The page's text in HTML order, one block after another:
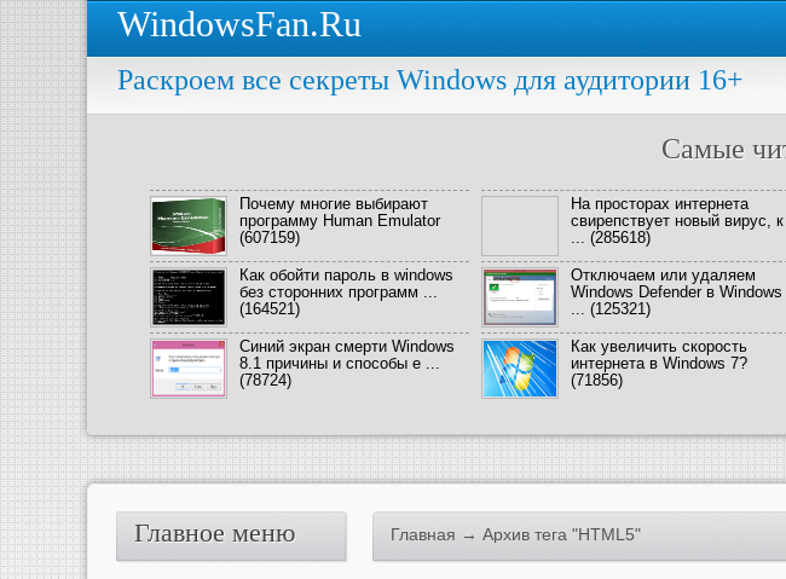
WindowsFan.Ru
Раскроем все секреты Windows для аудитории 16+
Самые
Почему многие выбирают
программу Human Emulator
(607159)
На просторах интернета
свирепствует новый вирус, к
... (285618)
Как обойти пароль в windows
без сторонних программ ...
(164521)
Отключаем или удаляем
Windows Defender в Windows
... (125321)
Синий экран смерти Windows
8.1 причины и способы е ...
(78724)
Как увеличить скорость
интернета в Windows 7?
(71856)
Главная → Архив тега "HTML5"
Главное меню